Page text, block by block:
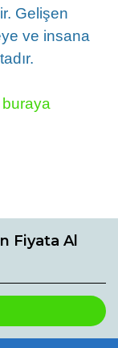
Gelişen
ve insana
buraya
Fiyata Al